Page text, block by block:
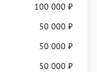
100 000 ₽
50 000 ₽
50 000 ₽
50 000 ₽